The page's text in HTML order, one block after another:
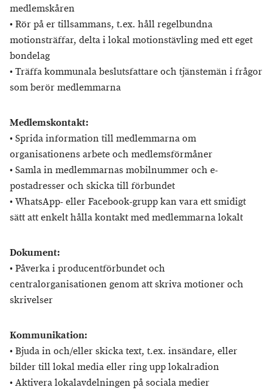
medlemskåren
• Rör på er tillsammans, t.ex. håll regelbundna
motionsträffar, delta i lokal motionstävling med ett eget
bondelag
• Träffa kommunala beslutsfattare och tjänstemän i frågor
som berör medlemmarna
Medlemskontakt:
• Sprida information till medlemmarna om
organisationens arbete och medlemsförmåner
• Samla in medlemmarnas mobilnummer och e-
postadresser och skicka till förbundet
• WhatsApp- eller Facebook-grupp kan vara ett smidigt
sätt att enkelt hålla kontakt med medlemmarna lokalt
Dokument:
• Påverka i producentförbundet och
centralorganisationen genom att skriva motioner och
skrivelser
Kommunikation:
• Bjuda in och/eller skicka text, t.ex. insändare, eller
bilder till lokal media eller ring upp lokalradion
• Aktivera lokalavdelningen på sociala medier